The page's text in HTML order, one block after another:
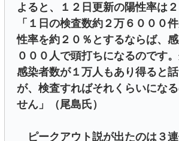
よると、１２日更新の陽性率は２
「１日の検査数約２万６０００
性率を約２０％とするならば、
０００人で頭打ちになるのです
感染者数が１万人もあり得ると
が、検査すればそれくらいにな
せん」（尾島氏）
ピークアウト説が出たのは３